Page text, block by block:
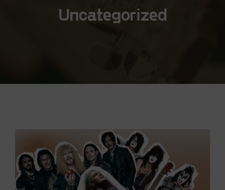
Uncategorized